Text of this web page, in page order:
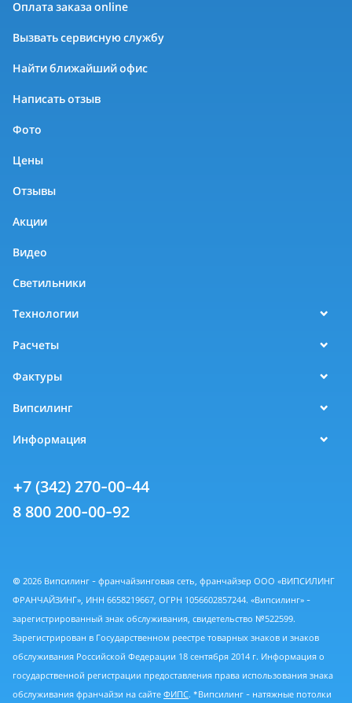
Оплата заказа online
Вызвать сервисную службу
Найти ближайший офис
Написать отзыв
Фото
Цены
Отзывы
Акции
Видео
Светильники
Технологии
Расчеты
Фактуры
Випсилинг
Информация
+7 (342) 270-00-44
8 800 200-00-92
© 2026 Випсилинг - франчайзинговая сеть, франчайзер ООО «ВИПСИЛИНГ
ФРАНЧАЙЗИНГ», ИНН 6658219667, ОГРН 1056602857244. «Випсилинг» -
зарегистрированный знак обслуживания, свидетельство №522599.
Зарегистрирован в Государственном реестре товарных знаков и знаков
обслуживания Российской Федерации 18 сентября 2014 г. Информация о
государственной регистрации предоставления права использования знака
обслуживания франчайзи на сайте ФИПС. *Випсилинг - натяжные потолки